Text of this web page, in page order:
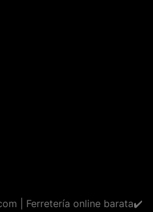
| Ferretería online barata✔️